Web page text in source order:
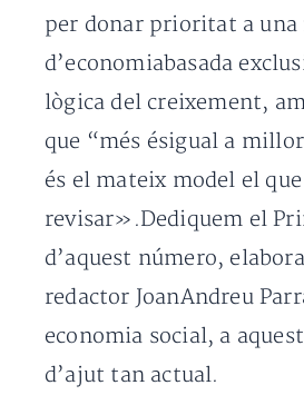
per donar prioritat a una
d’economiabasada
lògica del creixement,
que “més ésigual a
és el mateix model el
revisar».Dediquem el
d’aquest número,
redactor JoanAndreu
economia social, a
d’ajut tan actual.